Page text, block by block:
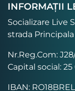
INFORMAȚII
Socializare Live
strada
Nr.Reg.Com:
Capital social:
IBAN: